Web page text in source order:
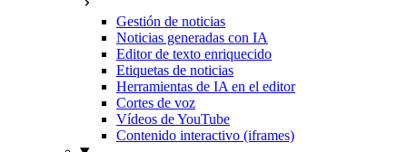
Gestión de noticias
Noticias generadas con IA
Editor de texto enriquecido
Etiquetas de noticias
Herramientas de IA en el editor
Cortes de voz
Vídeos de YouTube
Contenido interactivo (iframes)